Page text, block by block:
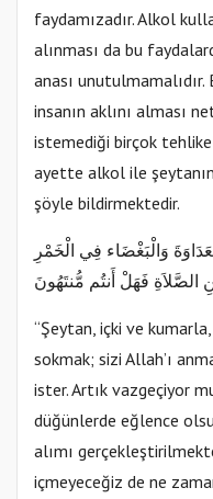
faydamızadır. Alkol
alınması da bu
anası
insanın aklını alması
istemediği birçok
ayette alkol ile
şöyle bildirmektedir.
وَالْبَغْضَاء فِي الْخَمْرِ
فَهَلْ أَنتُم مُّنتَهُونَ
“Şeytan, içki ve
sokmak; sizi Allah’ı
ister. Artık vazgeçiyor
düğünlerde eğlence
alımı
içmeyeceğiz de ne